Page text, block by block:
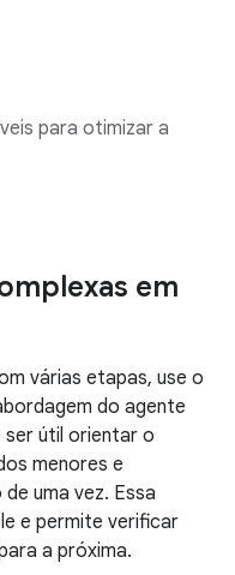
para otimizar a
em
várias etapas, use o
do agente
útil orientar o
menores e
uma vez. Essa
e permite verificar
a próxima.